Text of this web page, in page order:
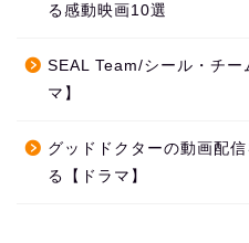
る感動映画10選
SEAL Team/シール・チー
マ】
グッドドクターの動画配
る【ドラマ】